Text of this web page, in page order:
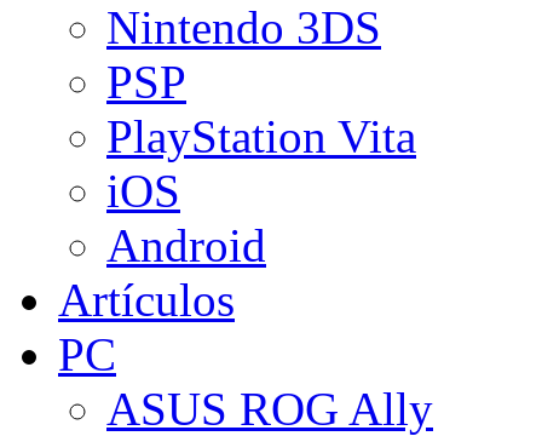
Nintendo 3DS
PSP
PlayStation Vita
iOS
Android
Artículos
PC
ASUS ROG Ally